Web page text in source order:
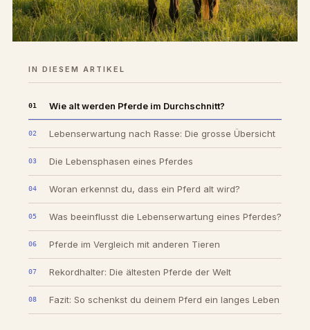
IN DIESEM ARTIKEL
Wie alt werden Pferde im Durchschnitt?
Lebenserwartung nach Rasse: Die grosse Übersicht
Die Lebensphasen eines Pferdes
Woran erkennst du, dass ein Pferd alt wird?
Was beeinflusst die Lebenserwartung eines Pferdes?
Pferde im Vergleich mit anderen Tieren
Rekordhalter: Die ältesten Pferde der Welt
Fazit: So schenkst du deinem Pferd ein langes Leben